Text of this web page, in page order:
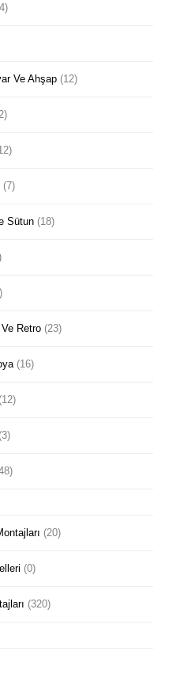
Ve Ahşap (12)
(7)
Sütun (18)
Retro (23)
(16)
(12)
(3)
(20)
(0)
(320)